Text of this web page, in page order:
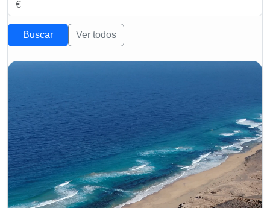
Buscar Ver todos